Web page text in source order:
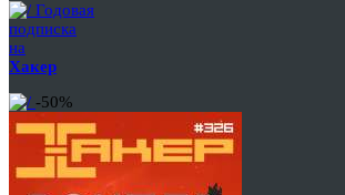
Годовая
подписка
на
Хакер
-50%